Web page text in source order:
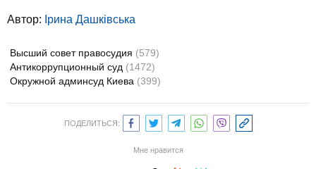
Автор: Ірина Дашківська
Высший совет правосудия (579)
Антикоррупционный суд (1472)
Окружной админсуд Киева (399)
ПОДЕЛИТЬСЯ:
Мне нравится